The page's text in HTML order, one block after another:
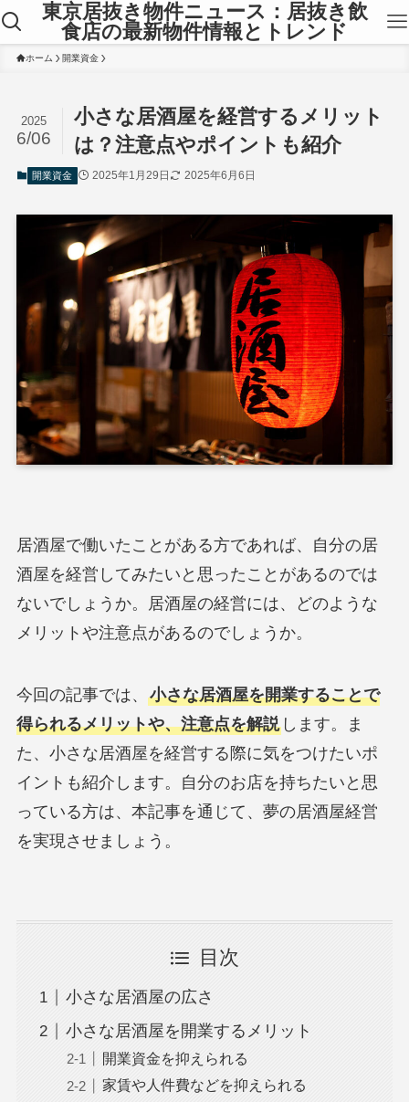
東京居抜き物件ニュース：居抜き飲
食店の最新物件情報とトレンド
ホーム 開業資金
小さな居酒屋を経営するメリット
は？注意点やポイントも紹介
2025
6/06
開業資金 2025年1月29日 2025年6月6日
居酒屋で働いたことがある方であれば、自分の居
酒屋を経営してみたいと思ったことがあるのでは
ないでしょうか。居酒屋の経営には、どのような
メリットや注意点があるのでしょうか。
今回の記事では、 小さな居酒屋を開業することで
得られるメリットや、注意点を解説します。ま
た、小さな居酒屋を経営する際に気をつけたいポ
イントも紹介します。自分のお店を持ちたいと思
っている方は、本記事を通じて、夢の居酒屋経営
を実現させましょう。
目次
小さな居酒屋の広さ
小さな居酒屋を開業するメリット
開業資金を抑えられる
家賃や人件費などを抑えられる